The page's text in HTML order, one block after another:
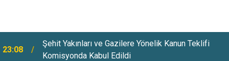
22:26
Üsküdar'da Bazı Yollar 5-7 Ağustos Tarihlerinde
Trafiğe Kapatılacak